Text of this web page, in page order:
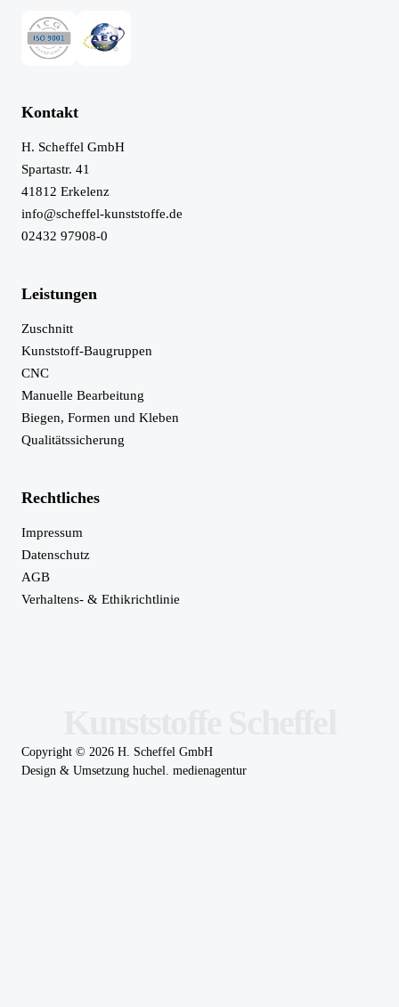
Kontakt
H. Scheffel GmbH
Spartastr. 41
41812 Erkelenz
info@scheffel-kunststoffe.de
02432 97908-0
Leistungen
Zuschnitt
Kunststoff-Baugruppen
CNC
Manuelle Bearbeitung
Biegen, Formen und Kleben
Qualitätssicherung
Rechtliches
Impressum
Datenschutz
AGB
Verhaltens- & Ethikrichtlinie
Copyright © 2026 H. Scheffel GmbH
Design & Umsetzung huchel. medienagentur